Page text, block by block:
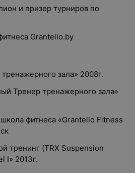
и призер турниров по
Grantello.by
зала» 2008г.
Тренер тренажерного зала»
фитнеса «Grantello Fitness
тренинг (TRX Suspension
I» 2013г.